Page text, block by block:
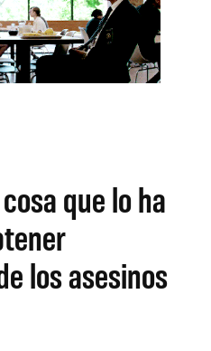
que lo ha
los asesinos